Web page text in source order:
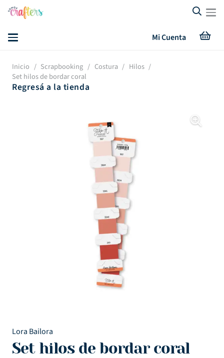
Mi Cuenta
Inicio / Scrapbooking / Costura / Hilos /
Set hilos de bordar coral
Regresá a la tienda
Lora Bailora
Set hilos de bordar coral